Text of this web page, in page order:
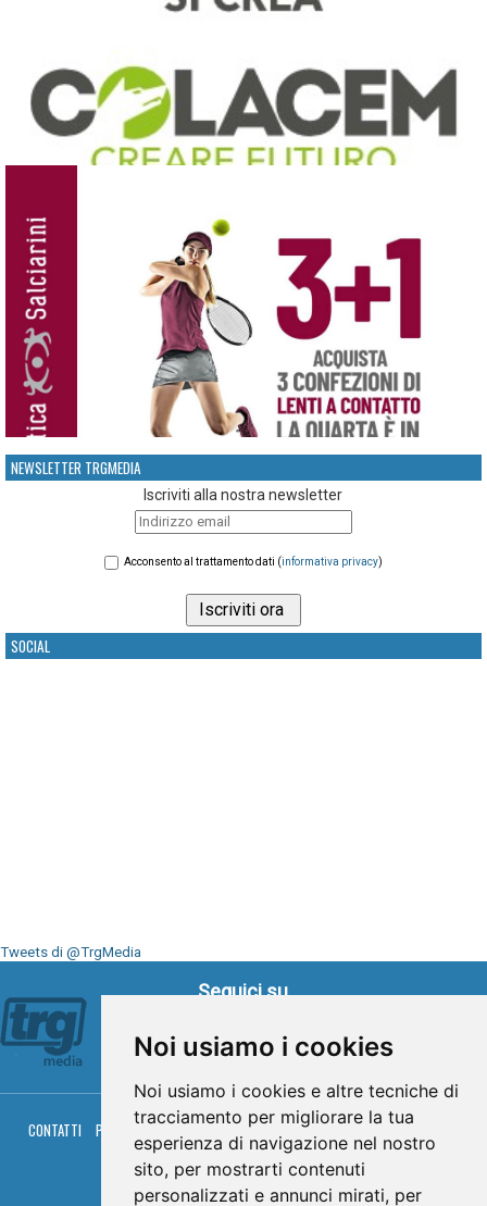
Noi usiamo i cookies
Noi usiamo i cookies e altre tecniche di
tracciamento per migliorare la tua
esperienza di navigazione nel nostro
sito, per mostrarti contenuti
personalizzati e annunci mirati, per
NEWSLETTER TRGMEDIA
Iscriviti alla nostra newsletter
Acconsento al trattamento dati (informativa privacy)
SOCIAL
Tweets di @TrgMedia
Seguici su
CONTATTI PRIVACY COOKIES PALINSESTO DIRETTA TV
DIRETTA RADIO
RGM HITRADIO
© TRG Media 2005-2026